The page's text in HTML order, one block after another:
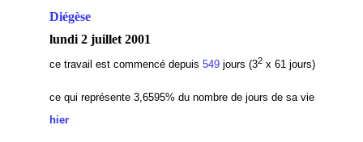
Diégèse
lundi 2 juillet 2001
ce travail est commencé depuis 549jours (32x 61 jours)
ce qui représente 3,6595% du nombre de jours de sa vie
hier